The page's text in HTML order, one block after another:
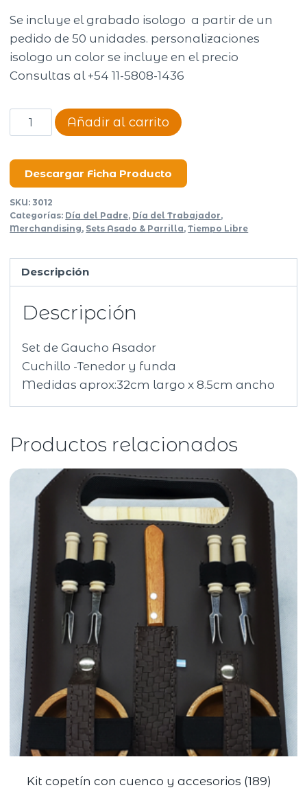
Se incluye el grabado isologo a partir de un
pedido de 50 unidades. personalizaciones
isologo un color se incluye en el precio
Consultas al +54 11-5808-1436
de
Gaucho
cantidad
Añadir al carrito
Descargar Ficha Producto
SKU: 3012
Categorías: Día del Padre, Día del Trabajador,
Merchandising, Sets Asado & Parrilla,Tiempo Libre
Descripción
Descripción
Set de Gaucho Asador
Cuchillo -Tenedor y funda
Medidas aprox:32cm largo x 8.5cm ancho
Productos relacionados
Kit copetín con cuenco y accesorios (189)